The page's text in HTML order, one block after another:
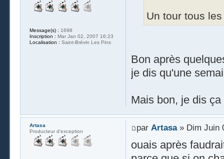
Un tour tous
Bon après
je dis qu'une
Mais bon, je dis
Message(s) : 1698
Inscription : Mar Jan 02, 2007 16:23
Localisation : Saint-Brévin Les Pins
par Artasa» Dim Juin
ouais après
Artasa
Producteur d'exception